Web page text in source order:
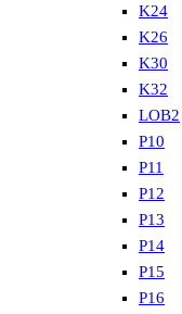
K24
K26
K30
K32
LOB2
P10
P11
P12
P13
P14
P15
P16